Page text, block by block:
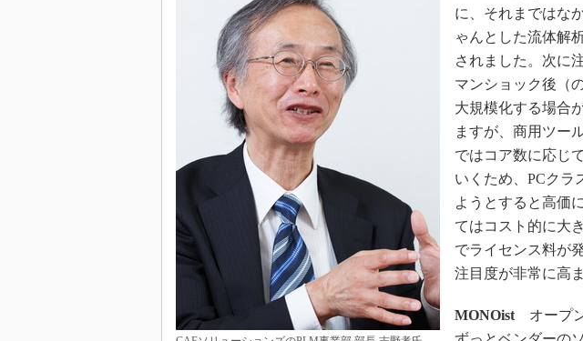
に、それまではな
ゃんとした流体解
されました。次に
マンショック後（
大規模化する場合
ますが、商用ツー
ではコア数に応じ
いくため、PCクラ
ようとすると高価
てはコスト的に大
でライセンス料が
注目度が非常に高
MONOist オープ